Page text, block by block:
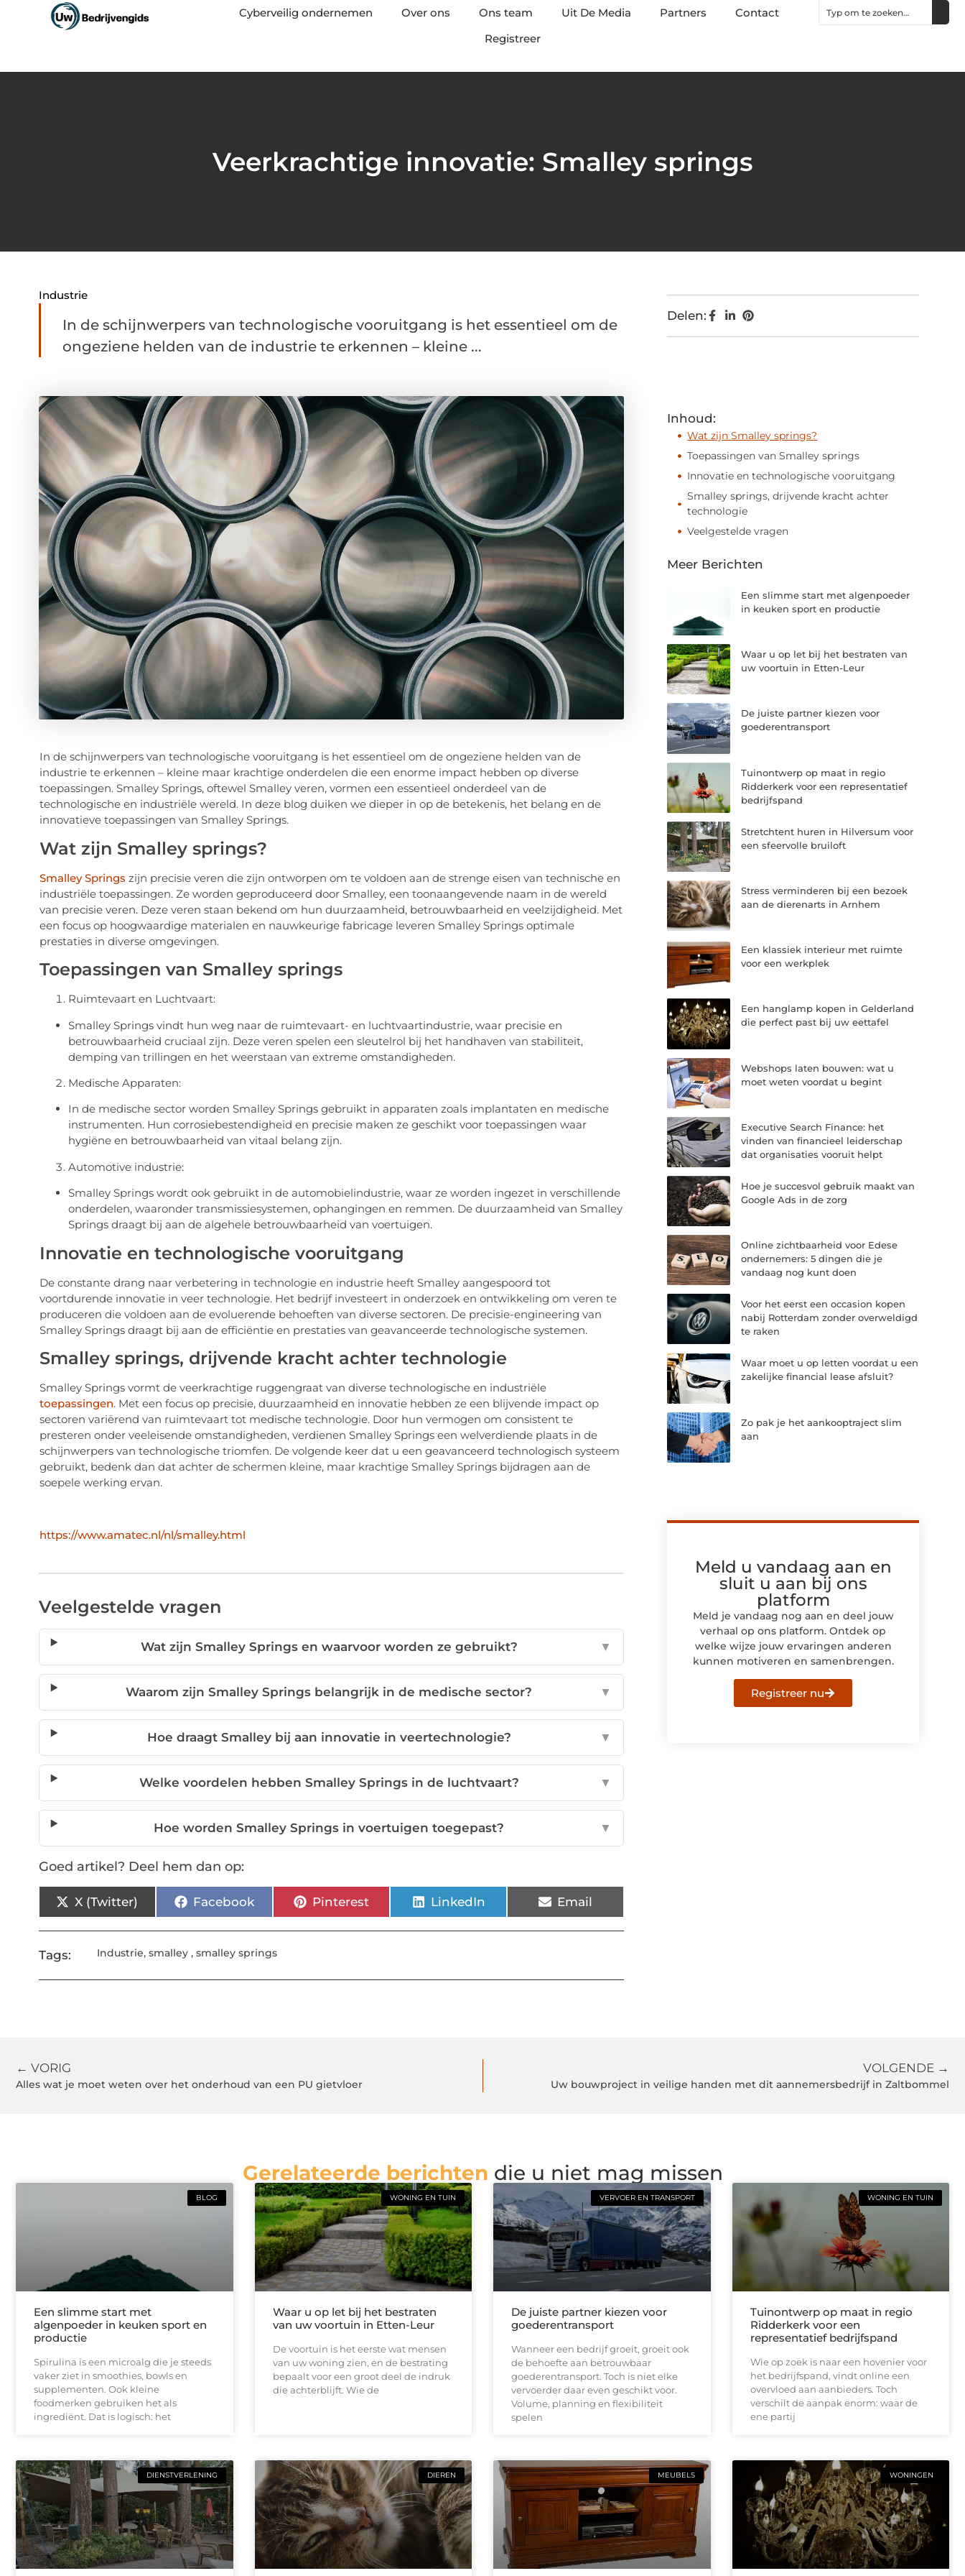
Cyberveilig ondernemen Over ons Ons team Uit De Media Partners
Contact
Registreer
Veerkrachtige innovatie: Smalley springs
Industrie
In de schijnwerpers van technologische vooruitgang is het essentieel om de
ongeziene helden van de industrie te erkennen – kleine ...
In de schijnwerpers van technologische vooruitgang is het essentieel om de ongeziene helden van de
industrie te erkennen – kleine maar krachtige onderdelen die een enorme impact hebben op diverse
toepassingen. Smalley Springs, oftewel Smalley veren, vormen een essentieel onderdeel van de
technologische en industriële wereld. In deze blog duiken we dieper in op de betekenis, het belang en de
innovatieve toepassingen van Smalley Springs.
Wat zijn Smalley springs?
Smalley Springs zijn precisie veren die zijn ontworpen om te voldoen aan de strenge eisen van technische en
industriële toepassingen. Ze worden geproduceerd door Smalley, een toonaangevende naam in de wereld
van precisie veren. Deze veren staan bekend om hun duurzaamheid, betrouwbaarheid en veelzijdigheid. Met
een focus op hoogwaardige materialen en nauwkeurige fabricage leveren Smalley Springs optimale
prestaties in diverse omgevingen.
Toepassingen van Smalley springs
Ruimtevaart en Luchtvaart:
Smalley Springs vindt hun weg naar de ruimtevaart- en luchtvaartindustrie, waar precisie en
betrouwbaarheid cruciaal zijn. Deze veren spelen een sleutelrol bij het handhaven van stabiliteit,
demping van trillingen en het weerstaan van extreme omstandigheden.
Medische Apparaten:
In de medische sector worden Smalley Springs gebruikt in apparaten zoals implantaten en medische
instrumenten. Hun corrosiebestendigheid en precisie maken ze geschikt voor toepassingen waar
hygiëne en betrouwbaarheid van vitaal belang zijn.
Automotive industrie:
Smalley Springs wordt ook gebruikt in de automobielindustrie, waar ze worden ingezet in verschillende
onderdelen, waaronder transmissiesystemen, ophangingen en remmen. De duurzaamheid van Smalley
Springs draagt bij aan de algehele betrouwbaarheid van voertuigen.
Innovatie en technologische vooruitgang
De constante drang naar verbetering in technologie en industrie heeft Smalley aangespoord tot
voortdurende innovatie in veer technologie. Het bedrijf investeert in onderzoek en ontwikkeling om veren te
produceren die voldoen aan de evoluerende behoeften van diverse sectoren. De precisie-engineering van
Smalley Springs draagt bij aan de efficiëntie en prestaties van geavanceerde technologische systemen.
Smalley springs, drijvende kracht achter technologie
Smalley Springs vormt de veerkrachtige ruggengraat van diverse technologische en industriële
toepassingen. Met een focus op precisie, duurzaamheid en innovatie hebben ze een blijvende impact op
sectoren variërend van ruimtevaart tot medische technologie. Door hun vermogen om consistent te
presteren onder veeleisende omstandigheden, verdienen Smalley Springs een welverdiende plaats in de
schijnwerpers van technologische triomfen. De volgende keer dat u een geavanceerd technologisch systeem
gebruikt, bedenk dan dat achter de schermen kleine, maar krachtige Smalley Springs bijdragen aan de
soepele werking ervan.
https://www.amatec.nl/nl/smalley.html
Veelgestelde vragen
Wat zijn Smalley Springs en waarvoor worden ze gebruikt? ▼
Waarom zijn Smalley Springs belangrijk in de medische sector? ▼
Hoe draagt Smalley bij aan innovatie in veertechnologie? ▼
Welke voordelen hebben Smalley Springs in de luchtvaart? ▼
Hoe worden Smalley Springs in voertuigen toegepast? ▼
Goed artikel? Deel hem dan op:
X (Twitter) Facebook Pinterest LinkedIn Email
Tags: Industrie,smalley ,smalley springs
Delen:
Inhoud:
Wat zijn Smalley springs?
Toepassingen van Smalley springs
Innovatie en technologische vooruitgang
Smalley springs, drijvende kracht achter
technologie
Veelgestelde vragen
Meer Berichten
Een slimme start met algenpoeder
in keuken sport en productie
Waar u op let bij het bestraten van
uw voortuin in Etten-Leur
De juiste partner kiezen voor
goederentransport
Tuinontwerp op maat in regio
Ridderkerk voor een representatief
bedrijfspand
Stretchtent huren in Hilversum voor
een sfeervolle bruiloft
Stress verminderen bij een bezoek
aan de dierenarts in Arnhem
Een klassiek interieur met ruimte
voor een werkplek
Een hanglamp kopen in Gelderland
die perfect past bij uw eettafel
Webshops laten bouwen: wat u
moet weten voordat u begint
Executive Search Finance: het
vinden van financieel leiderschap
dat organisaties vooruit helpt
Hoe je succesvol gebruik maakt van
Google Ads in de zorg
Online zichtbaarheid voor Edese
ondernemers: 5 dingen die je
vandaag nog kunt doen
Voor het eerst een occasion kopen
nabij Rotterdam zonder overweldigd
te raken
Waar moet u op letten voordat u een
zakelijke financial lease afsluit?
Zo pak je het aankooptraject slim
aan
Meld u vandaag aan en
sluit u aan bij ons
platform
Meld je vandaag nog aan en deel jouw
verhaal op ons platform. Ontdek op
welke wijze jouw ervaringen anderen
kunnen motiveren en samenbrengen.
Registreer nu
← VORIG
Alles wat je moet weten over het onderhoud van een PU gietvloer
VOLGENDE →
Uw bouwproject in veilige handen met dit aannemersbedrijf in Zaltbommel
Gerelateerde berichten die u niet mag missen
BLOG
Een slimme start met
algenpoeder in keuken sport en
productie
Spirulina is een microalg die je steeds
vaker ziet in smoothies, bowls en
supplementen. Ook kleine
foodmerken gebruiken het als
ingrediënt. Dat is logisch: het
WONING EN TUIN
Waar u op let bij het bestraten
van uw voortuin in Etten-Leur
De voortuin is het eerste wat mensen
van uw woning zien, en de bestrating
bepaalt voor een groot deel de indruk
die achterblijft. Wie de
VERVOER EN TRANSPORT
De juiste partner kiezen voor
goederentransport
Wanneer een bedrijf groeit, groeit ook
de behoefte aan betrouwbaar
goederentransport. Toch is niet elke
vervoerder daar even geschikt voor.
Volume, planning en flexibiliteit
spelen
WONING EN TUIN
Tuinontwerp op maat in regio
Ridderkerk voor een
representatief bedrijfspand
Wie op zoek is naar een hovenier voor
het bedrijfspand, vindt online een
overvloed aan aanbieders. Toch
verschilt de aanpak enorm: waar de
ene partij
DIENSTVERLENING DIEREN MEUBELS WONINGEN